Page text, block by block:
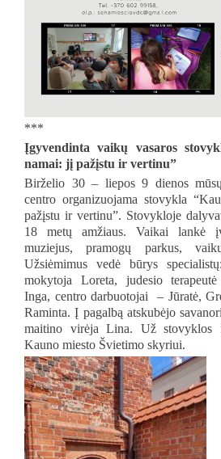
***
Įgyvendinta vaikų vasaros
namai: jį pažįstu ir vertinu”
Birželio 30 – liepos 9 dienos
centro organizuojama stovykla
pažįstu ir vertinu”. Stovykloje
18 metų amžiaus. Vaikai lankė
muziejus, pramogų parkus,
Užsiėmimus vedė būrys
mokytoja Loreta, judesio
Inga, centro darbuotojai – Jūratė,
Raminta. Į pagalbą atskubėjo
maitino virėja Lina. Už stovyklos
Kauno miesto Švietimo skyriui.